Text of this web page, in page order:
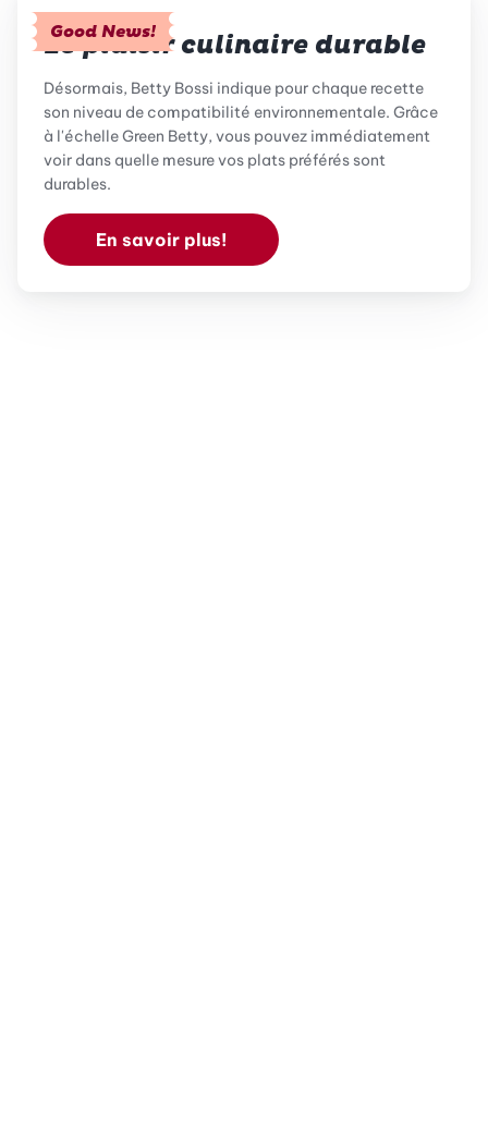
Good News!
Le plaisir culinaire durable
Désormais, Betty Bossi indique pour chaque recette
son niveau de compatibilité environnementale. Grâce
à l'échelle Green Betty, vous pouvez immédiatement
voir dans quelle mesure vos plats préférés sont
durables.
En savoir plus!